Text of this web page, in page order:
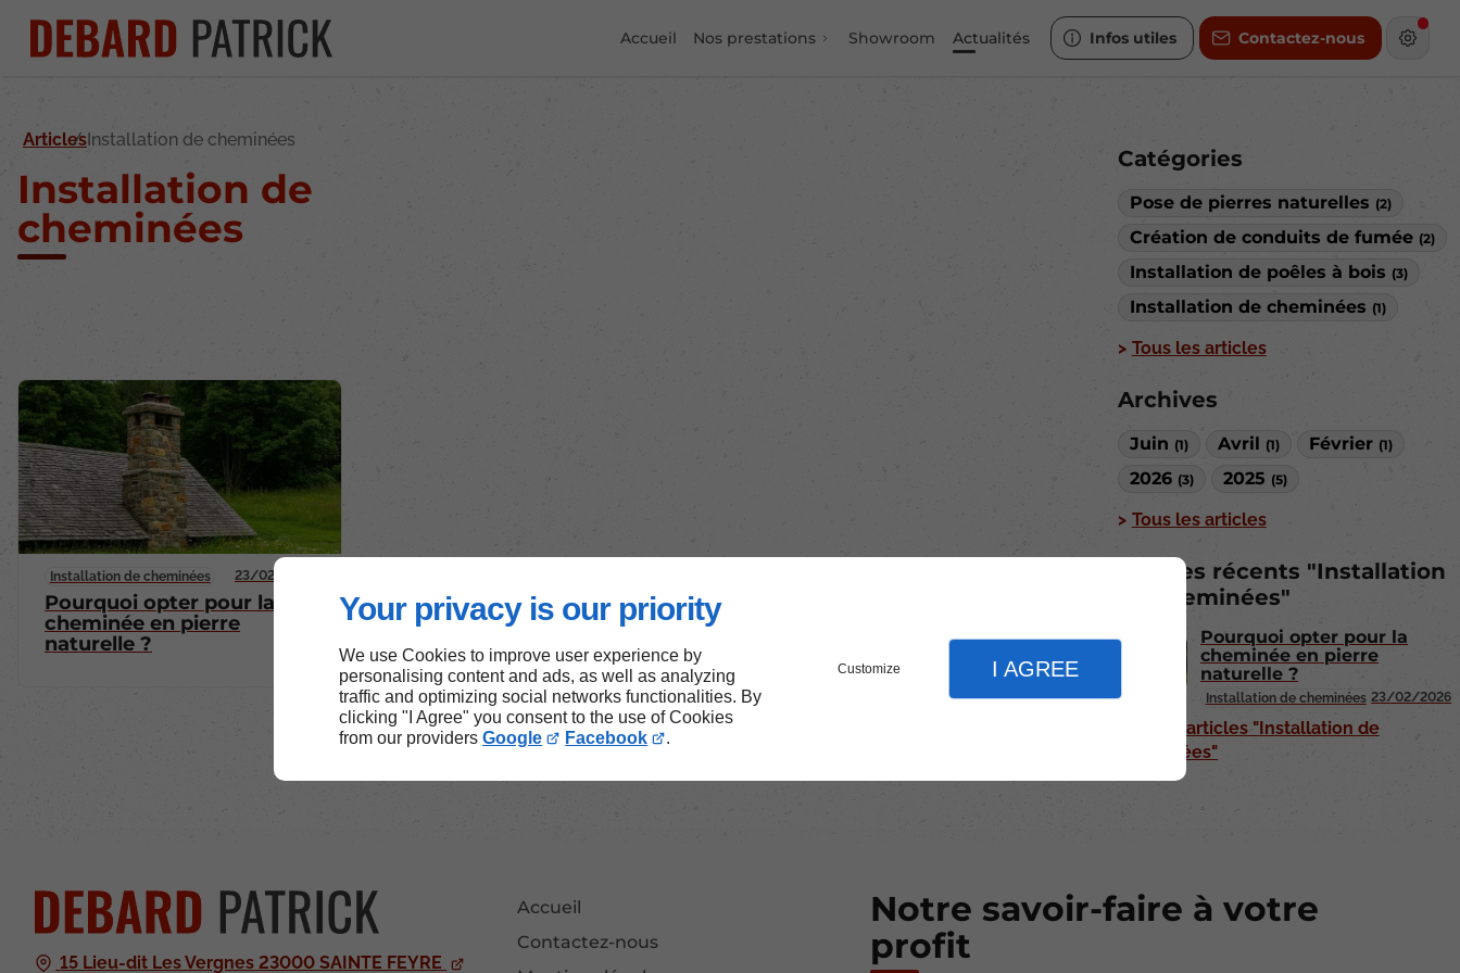
Your privacy is our priority
We use Cookies to improve user experience by
personalising content and ads, as well as analyzing
traffic and optimizing social networks functionalities. By
clicking "I Agree" you consent to the use of Cookies
from our providers Google Facebook .
Customize I AGREE
Accueil Nos prestations Showroom Actualités Infos utiles Contactez-nous
Catégories
Pose de pierres naturelles (2)
Création de conduits de fumée (2)
Installation de poêles à bois (3)
Installation de cheminées (1)
Tous les articles
Archives
Juin (1) Avril (1) Février (1)
2026 (3) 2025 (5)
Tous les articles
Articles récents "Installation
de cheminées"
Installation de cheminées 23/02/2026
Pourquoi opter pour la
cheminée en pierre
naturelle ?
Plus d'articles "Installation de
cheminées"
ArticlesInstallation de cheminées
Installation de
cheminées
Installation de cheminées 23/02/2026
Pourquoi opter pour la
cheminée en pierre
naturelle ?
15 Lieu-dit Les Vergnes 23000 SAINTE FEYRE
Accueil
Contactez-nous
Notre savoir-faire à votre
profit